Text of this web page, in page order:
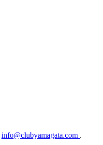
info@clubyamagata.com .